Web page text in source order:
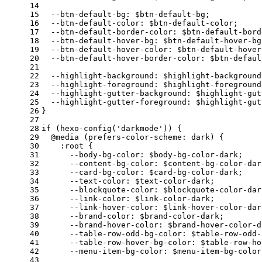
14
15
16
17
18
19
20
21
22
23
24
25
26
27
28
29
30
31
32
33
34
35
36
37
38
39
40
41
42
43
  --btn-default-bg: $btn-default-bg;
  --btn-default-
color : $btn-default-color;
  --btn-default-
border-color : $btn-default-
--btn-default-hover-bg: $btn-default-hover-
  --btn-default-hover-
color : $btn-default-
  --btn-default-hover-
border-color : $btn-
  --highlight-
background : $highlight-
--highlight-foreground: $highlight-
  --highlight-gutter-
background : $highlight-
--highlight-gutter-foreground: $highlight-
}
if (hexo-config('darkmode')) {
@media ( prefers-color-scheme : dark) {
:root {
      --
body-bg- color : $body-bg-color-dark;
      --
content -bg- color : $content-bg-color-
      --card-bg-
color : $card-bg-color-dark;
      --text-
color : $text-color-dark;
      --
blockquote - color : $blockquote-color-
      --link-
color : $link-color-dark;
      --link-hover-
color : $link-hover-color-
      --brand-
color : $brand-color-dark;
      --brand-hover-
color : $brand-hover-color-
      --
table -row-odd-bg- color : $table-row-
      --
table -row-hover-bg- color : $table-row-
      --
menu -item-bg- color : $menu-item-bg-